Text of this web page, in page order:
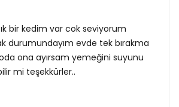
bir kedim var cok seviyorum
durumundayım evde tek bırakma
ona ayırsam yemeğini suyunu
mi teşekkürler..